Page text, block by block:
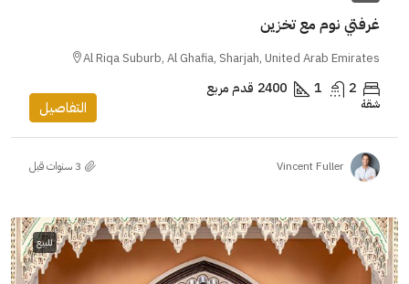
غرفتي نوم مع تخزين
Al Riqa Suburb, Al Ghafia, Sharjah, United Arab Emirates
2
1
2400قدم مربع
شقة التفاصيل
Vincent Fuller
للبيع